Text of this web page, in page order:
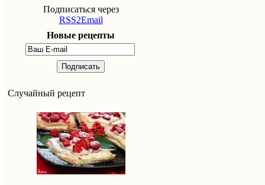
Подписаться через
RSS2Email
Новые рецепты
Подписать
Случайный рецепт